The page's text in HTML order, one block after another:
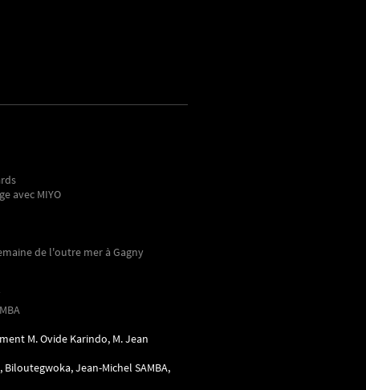
avec MIYO
de l'outre mer à Gagny
M. Ovide Karindo, M. Jean
Jean-Michel SAMBA,